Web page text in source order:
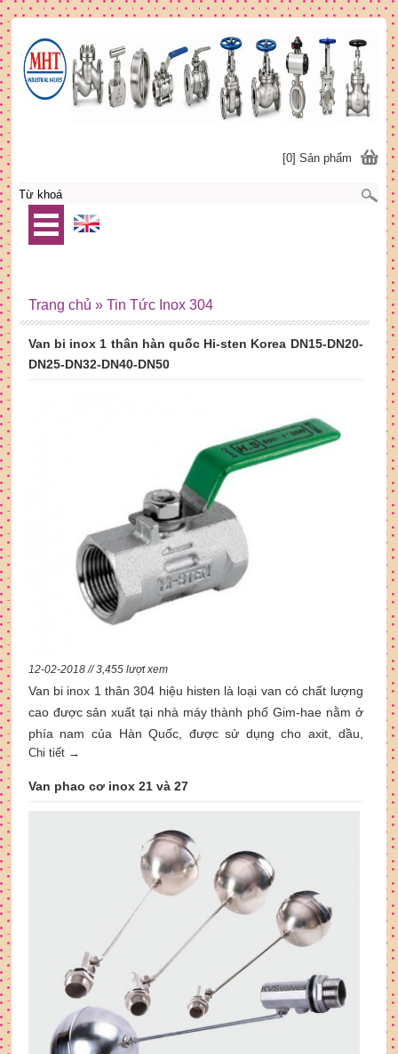
Van bi inox 1 thân hàn quốc Hi-sten Korea DN15-DN20-
DN25-DN32-DN40-DN50
12-02-2018 // 3,455 lượt xem
Van bi inox 1 thân 304 hiệu histen là loại van có chất lượng
cao được sản xuất tại nhà máy thành phố Gim-hae nằm ở
phía nam của Hàn Quốc, được sử dụng cho axit, dầu,
nước, và một số chấy lỏng khác.
Chi tiết →
Van phao cơ inox 21 và 27
Trang chủ » Tin Tức Inox 304
[0] Sản phẩm